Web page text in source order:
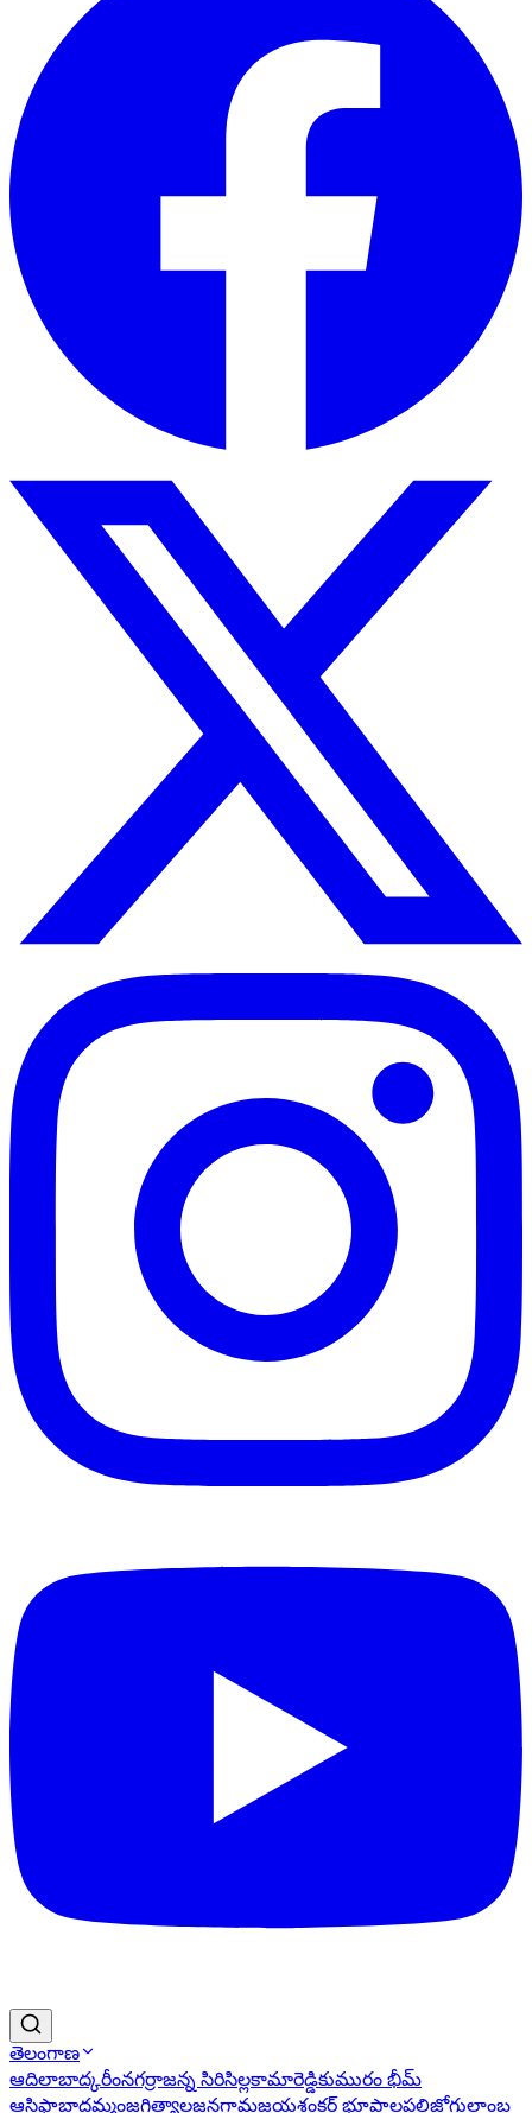
తెలంగాణ
ఆదిలాబాద్కరీంనగర్రాజన్న సిరిసిల్లకామారెడ్డికుమురం భీమ్
ఆసిఫాబాద్ఖమ్మంజగిత్యాలజనగామజయశంకర్ భూపాలపల్లిజోగులాంబ